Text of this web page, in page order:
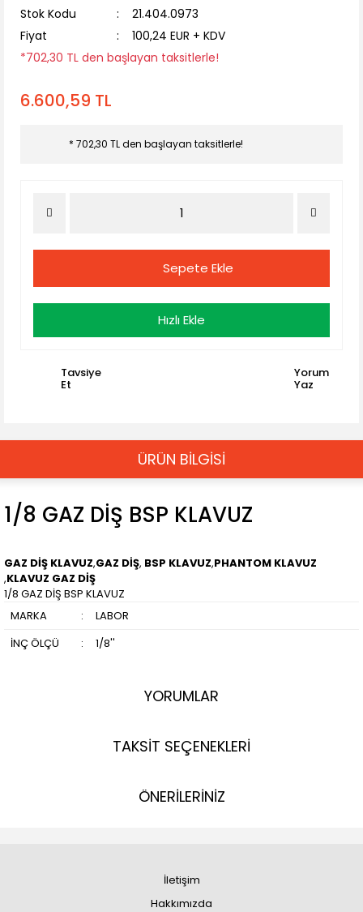
Stok Kodu
21.404.0973
Fiyat
100,24 EUR + KDV
*702,30 TL den başlayan taksitlerle!
6.600,59 TL
* 702,30 TL den başlayan taksitlerle!
Sepete Ekle
Hızlı Ekle
Tavsiye
Et
Yorum
Yaz
ÜRÜN BİLGİSİ
1/8 GAZ DİŞ BSP KLAVUZ
GAZ DİŞ KLAVUZ,GAZ DİŞ, BSP KLAVUZ,PHANTOM KLAVUZ
,KLAVUZ GAZ DİŞ
1/8 GAZ DİŞ BSP KLAVUZ
MARKA
:
LABOR
İNÇ ÖLÇÜ
: 1/8''
YORUMLAR
TAKSİT SEÇENEKLERİ
ÖNERİLERİNİZ
İletişim
Hakkımızda